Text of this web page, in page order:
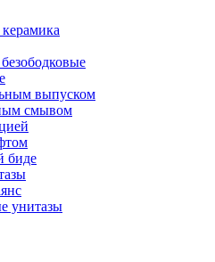
выпуском
смывом
биде
унитазы